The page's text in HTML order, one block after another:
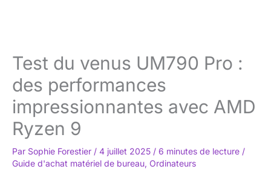
Test du venus UM790 Pro :
des performances
impressionnantes avec AMD
Ryzen 9
Par Sophie Forestier / 4 juillet 2025 / 6 minutes de lecture /
Guide d'achat matériel de bureau, Ordinateurs